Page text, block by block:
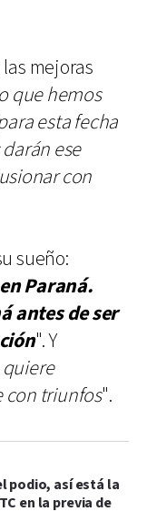
mejoras
que hemos
esta fecha
ese
con
sueño:
Paraná.
antes de ser
". Y
con triunfos".
podio, así está la
en la previa de